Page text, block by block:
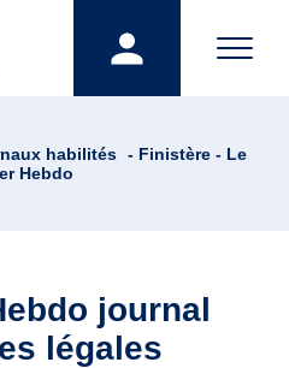
habilités - Finistère - Le
Hebdo
journal
légales